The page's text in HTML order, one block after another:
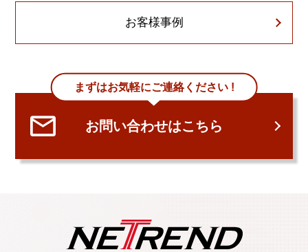
お客様事例
まずはお気軽にご連絡ください !
お問い合わせはこちら